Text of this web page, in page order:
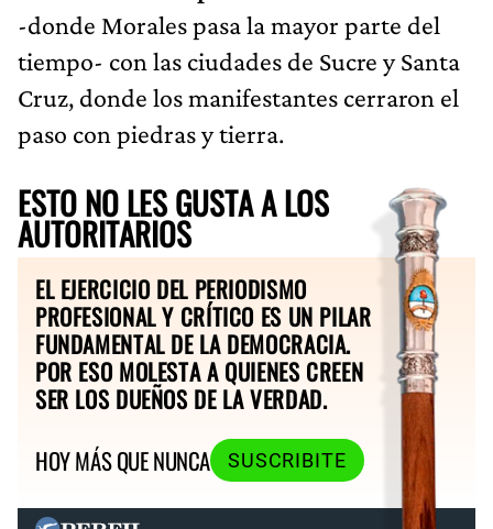
-donde Morales pasa la mayor parte del
tiempo- con las ciudades de Sucre y Santa
Cruz, donde los manifestantes cerraron el
paso con piedras y tierra.
ESTO NO LES GUSTA A LOS
AUTORITARIOS
EL EJERCICIO DEL PERIODISMO
PROFESIONAL Y CRÍTICO ES UN PILAR
FUNDAMENTAL DE LA DEMOCRACIA.
POR ESO MOLESTA A QUIENES CREEN
SER LOS DUEÑOS DE LA VERDAD.
HOY MÁS QUE NUNCA
SUSCRIBITE